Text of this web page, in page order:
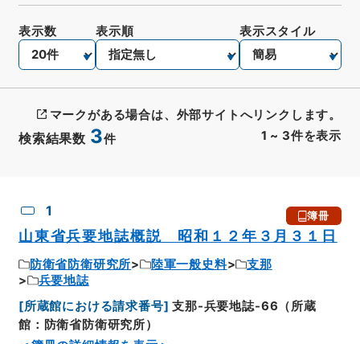
検索結果数 3件 1 ~ 3件を表示
表示数 表示順 表示スタイル
マークがある場合は、外部サイトへリンクします。
1 簿冊
山東省兵要地誌概説 昭和１２年３月３１日
防衛省防衛研究所 陸軍一般史料
支那
兵要地誌
[所蔵館における請求番号] 支那-兵要地誌-66（所蔵
館：防衛省防衛研究所）